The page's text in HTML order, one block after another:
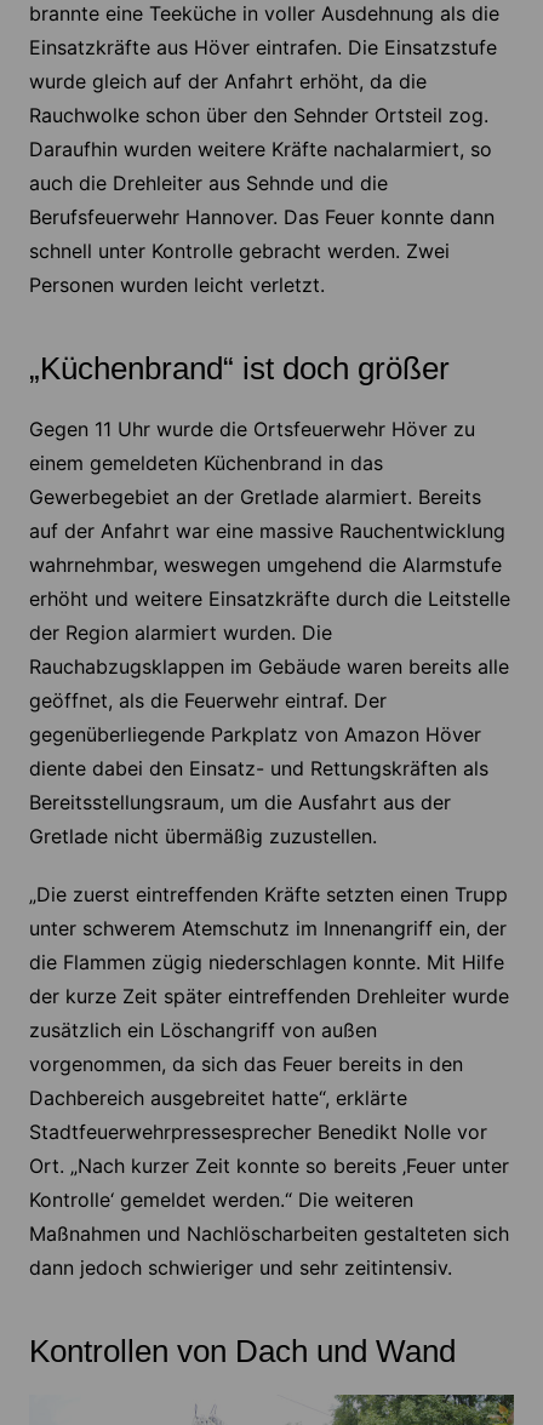
brannte eine Teeküche in voller Ausdehnung als die
Einsatzkräfte aus Höver eintrafen. Die Einsatzstufe
wurde gleich auf der Anfahrt erhöht, da die
Rauchwolke schon über den Sehnder Ortsteil zog.
Daraufhin wurden weitere Kräfte nachalarmiert, so
auch die Drehleiter aus Sehnde und die
Berufsfeuerwehr Hannover. Das Feuer konnte dann
schnell unter Kontrolle gebracht werden. Zwei
Personen wurden leicht verletzt.
„Küchenbrand“ ist doch größer
Gegen 11 Uhr wurde die Ortsfeuerwehr Höver zu
einem gemeldeten Küchenbrand in das
Gewerbegebiet an der Gretlade alarmiert. Bereits
auf der Anfahrt war eine massive Rauchentwicklung
wahrnehmbar, weswegen umgehend die Alarmstufe
erhöht und weitere Einsatzkräfte durch die Leitstelle
der Region alarmiert wurden. Die
Rauchabzugsklappen im Gebäude waren bereits alle
geöffnet, als die Feuerwehr eintraf. Der
gegenüberliegende Parkplatz von Amazon Höver
diente dabei den Einsatz- und Rettungskräften als
Bereitsstellungsraum, um die Ausfahrt aus der
Gretlade nicht übermäßig zuzustellen.
„Die zuerst eintreffenden Kräfte setzten einen Trupp
unter schwerem Atemschutz im Innenangriff ein, der
die Flammen zügig niederschlagen konnte. Mit Hilfe
der kurze Zeit später eintreffenden Drehleiter wurde
zusätzlich ein Löschangriff von außen
vorgenommen, da sich das Feuer bereits in den
Dachbereich ausgebreitet hatte“, erklärte
Stadtfeuerwehrpressesprecher Benedikt Nolle vor
Ort. „Nach kurzer Zeit konnte so bereits ‚Feuer unter
Kontrolle‘ gemeldet werden.“ Die weiteren
Maßnahmen und Nachlöscharbeiten gestalteten sich
dann jedoch schwieriger und sehr zeitintensiv.
Kontrollen von Dach und Wand